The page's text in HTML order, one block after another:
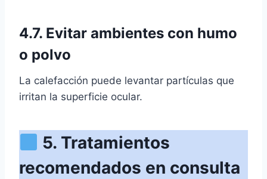
4.7. Evitar ambientes con humo
o polvo
La calefacción puede levantar partículas que
irritan la superficie ocular.
5. Tratamientos
recomendados en consulta